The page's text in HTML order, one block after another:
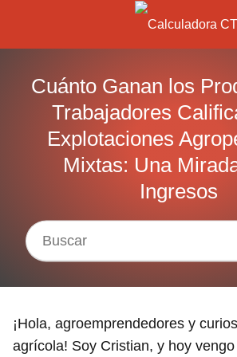
Cuánto Ganan los
Trabajadores
Explotaciones
Mixtas: Una
Ingresos
¡Hola, agroemprendedores y
agrícola! Soy Cristian, y hoy